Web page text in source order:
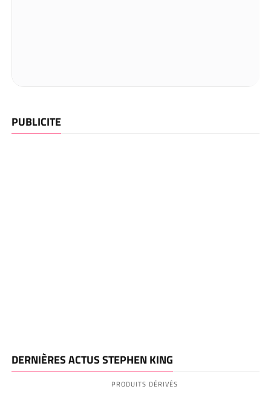
PUBLICITE
DERNIÈRES ACTUS STEPHEN KING
PRODUITS DÉRIVÉS